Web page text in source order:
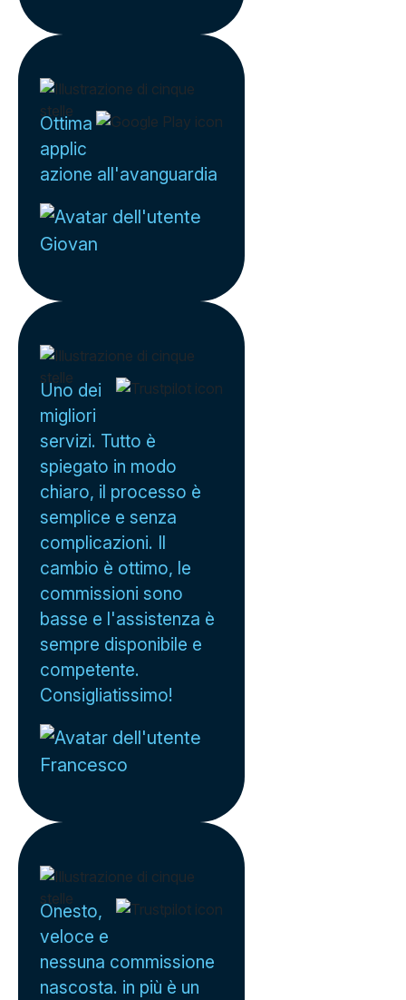
Ottima
applic
azione all'avanguardia
Giovan
Uno dei
migliori
servizi. Tutto è
spiegato in modo
chiaro, il processo è
semplice e senza
complicazioni. Il
cambio è ottimo, le
commissioni sono
basse e l'assistenza è
sempre disponibile e
competente.
Consigliatissimo!
Francesco
Onesto,
veloce e
nessuna commissione
nascosta. in più è un